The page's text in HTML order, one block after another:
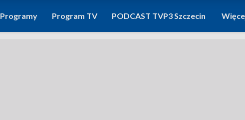
Programy Program TV PODCAST TVP3 Szczecin